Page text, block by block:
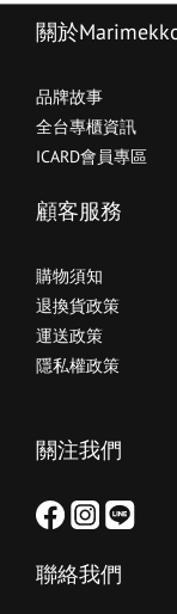
關於
品牌故事
全台專櫃資訊
ICARD會員專區
顧客服務
購物須知
退換貨政策
運送政策
隱私權政策
關注我們
聯絡我們